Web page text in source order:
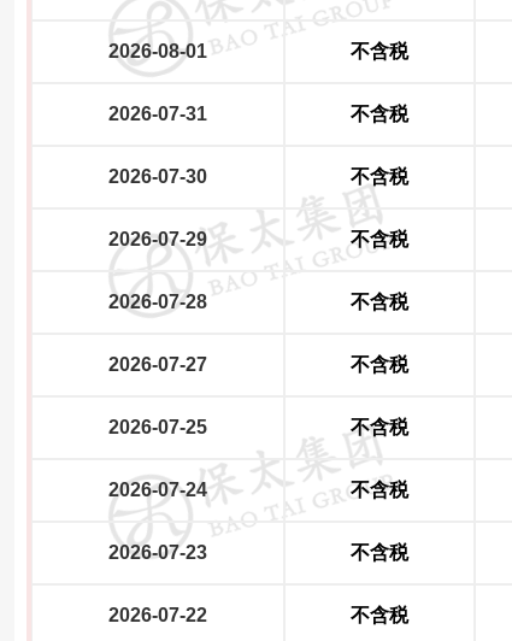
2026-08-01 不含税
2026-07-31 不含税
2026-07-30 不含税
2026-07-29 不含税
2026-07-28 不含税
2026-07-27 不含税
2026-07-25 不含税
2026-07-24 不含税
2026-07-23 不含税
2026-07-22 不含税